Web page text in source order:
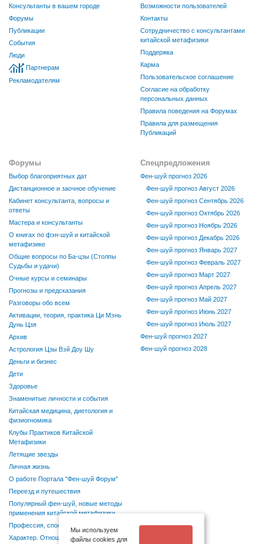
Консультанты в вашем городе
Форумы
Публикации
События
Люди
Партнерам
Рекламодателям
Возможности пользователей
Контакты
Сотрудничество с консультантами
китайской метафизики
Поддержка
Карма
Пользовательское соглашение
Согласие на обработку
персональных данных
Правила поведения на Форумах
Правила для размещения
Публикаций
Форумы
Выбор благоприятных дат
Дистанционное и заочное обучение
Кабинет консультанта, вопросы и
ответы
Мастера и консультанты
О книгах по фэн-шуй и китайской
метафизике
Общие вопросы по Ба-цзы (Столпы
Судьбы и удачи)
Очные курсы и семинары
Прогнозы и предсказания
Разговоры обо всем
Активации, теория, практика Ци Мэнь
Дунь Цзя
Архив
Астрология Цзы Вэй Доу Шу
Деньги и бизнес
Дети
Здоровье
Знаменитые личности и события
Китайская медицина, диетология и
физиогномика
Клубы Практиков Китайской
Метафизики
Летящие звезды
Личная жизнь
О работе Портала "Фен-шуй Форум"
Переезд и путешествия
Популярный фен-шуй, новые методы
применения китайской метафизики
Профессия, способности, хобби
Характер. Отношения в семье и
Спецпредложения
Фен-шуй прогноз 2026
Фен-шуй прогноз Август 2026
Фен-шуй прогноз Сентябрь 2026
Фен-шуй прогноз Октябрь 2026
Фен-шуй прогноз Ноябрь 2026
Фен-шуй прогноз Декабрь 2026
Фен-шуй прогноз Январь 2027
Фен-шуй прогноз Февраль 2027
Фен-шуй прогноз Март 2027
Фен-шуй прогноз Апрель 2027
Фен-шуй прогноз Май 2027
Фен-шуй прогноз Июнь 2027
Фен-шуй прогноз Июль 2027
Фен-шуй прогноз 2027
Фен-шуй прогноз 2028
Мы используем
файлы cookies для